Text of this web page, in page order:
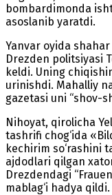
bombardimonda
asoslanib yaratdi.
Yanvar oyida
Drezden politsiyasi
keldi. Uning
urinishdi. Mahalliy
gazetasi uni “shov-
Nihoyat, qirolicha
tashrifi chog‘ida
kechirim so‘rashini
ajdodlari qilgan
Drezdendagi
mablag‘i hadya qildi.